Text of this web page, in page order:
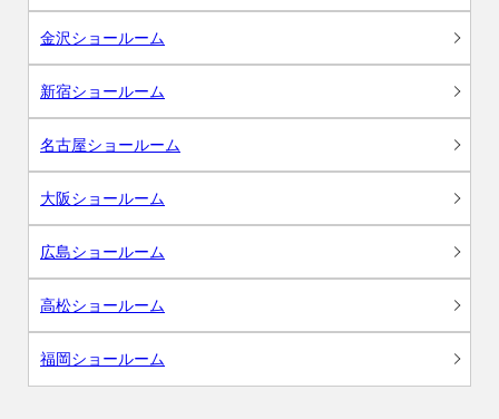
金沢ショールーム
新宿ショールーム
名古屋ショールーム
大阪ショールーム
広島ショールーム
高松ショールーム
福岡ショールーム